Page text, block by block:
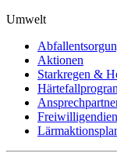
Umwelt
Aktionen
Starkregen &